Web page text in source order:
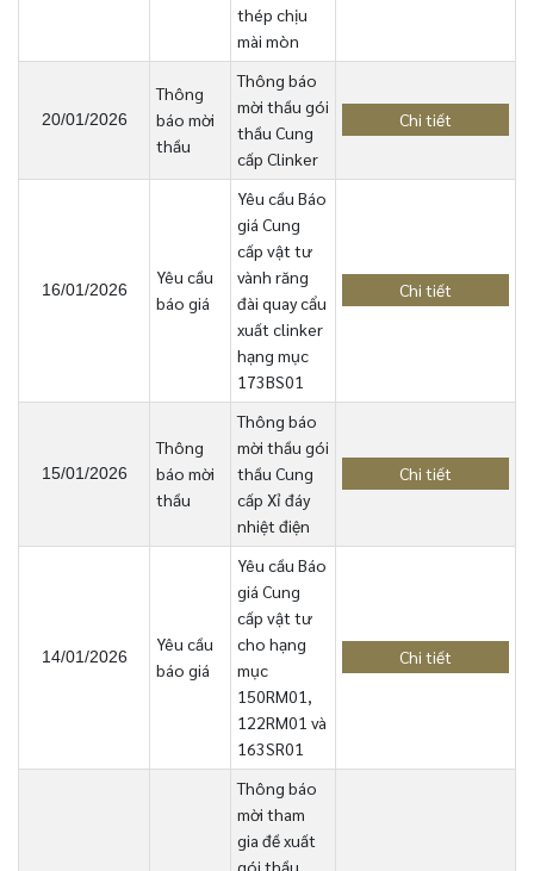
thép chịu
mài mòn
20/01/2026
Thông
báo mời
thầu
Thông báo
mời thầu gói
thầu Cung
cấp Clinker
Chi tiết
16/01/2026
Yêu cầu
báo giá
Yêu cầu Báo
giá Cung
cấp vật tư
vành răng
đài quay cẩu
xuất clinker
hạng mục
173BS01
Chi tiết
15/01/2026
Thông
báo mời
thầu
Thông báo
mời thầu gói
thầu Cung
cấp Xỉ đáy
nhiệt điện
Chi tiết
14/01/2026
Yêu cầu
báo giá
Yêu cầu Báo
giá Cung
cấp vật tư
cho hạng
mục
150RM01,
122RM01 và
163SR01
Chi tiết
Thông báo
mời tham
gia đề xuất
gói thầu